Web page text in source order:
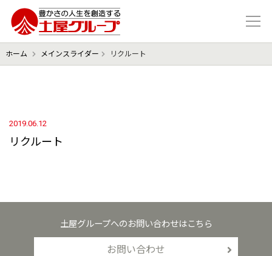
豊かさの人生を想像する 土屋グル
ホーム メインスライダー リクルート
2019.06.12
リクルート
土屋グループへのお問い合わせはこちら
お問い合わせ